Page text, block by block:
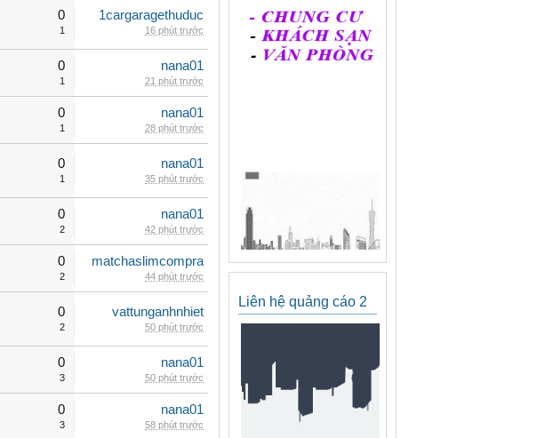
0
1
1cargaragethuduc
16 phút trước
0
1
nana01
21 phút trước
0
1
nana01
28 phút trước
0
1
nana01
35 phút trước
0
2
nana01
42 phút trước
0
2
matchaslimcompra
44 phút trước
0
2
vattunganhnhiet
50 phút trước
0
3
nana01
50 phút trước
0
3
nana01
58 phút trước
Liên hệ quảng cáo 2